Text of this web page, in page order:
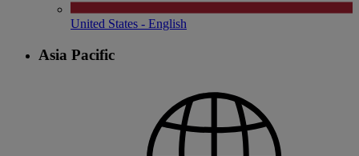
United States - English
Asia Pacific